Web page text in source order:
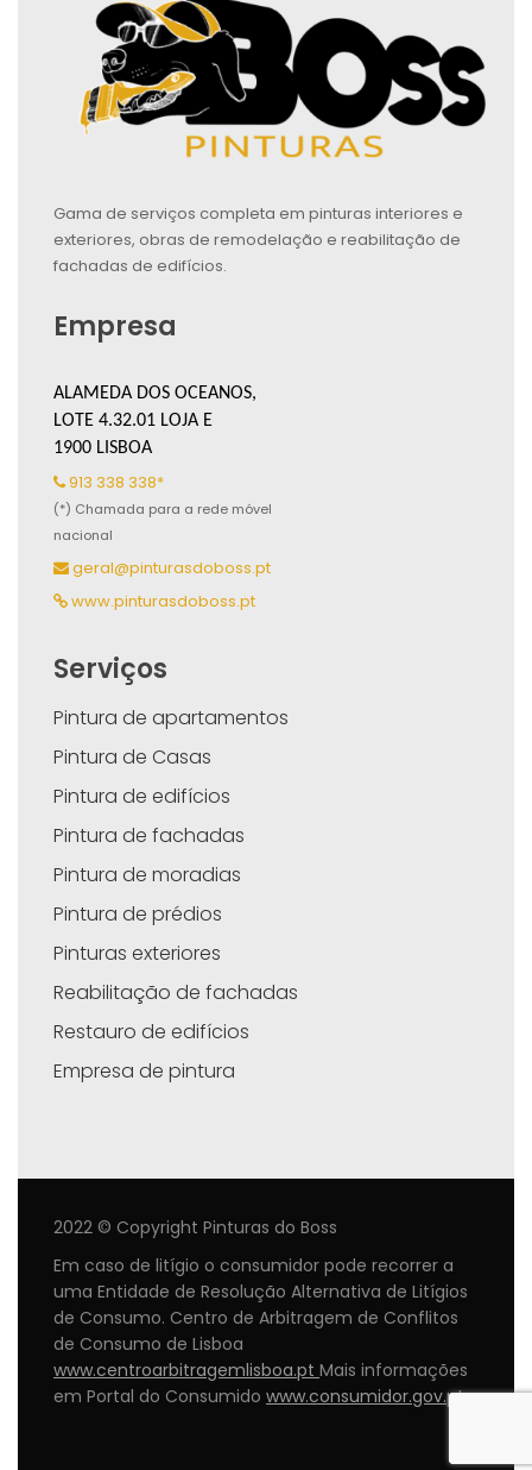
Gama de serviços completa em pinturas interiores e
exteriores, obras de remodelação e reabilitação de
fachadas de edifícios.
Empresa
ALAMEDA DOS OCEANOS,
LOTE 4.32.01 LOJA E
1900 LISBOA
913 338 338*
(*) Chamada para a rede móvel
nacional
geral@pinturasdoboss.pt
www.pinturasdoboss.pt
Serviços
Pintura de apartamentos
Pintura de Casas
Pintura de edifícios
Pintura de fachadas
Pintura de moradias
Pintura de prédios
Pinturas exteriores
Reabilitação de fachadas
Restauro de edifícios
Empresa de pintura
2022 © Copyright Pinturas do Boss
Em caso de litígio o consumidor pode recorrer a
uma Entidade de Resolução Alternativa de Litígios
de Consumo. Centro de Arbitragem de Conflitos
de Consumo de Lisboa
www.centroarbitragemlisboa.pt Mais informações
em Portal do Consumido www.consumidor.gov.pt